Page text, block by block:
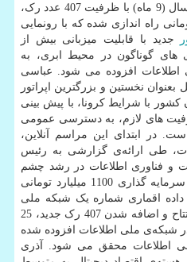
بزرگ ایرانسل طی کمتر از یک سال (9 ماه) با ظرفیت 407 عدد رک،
1100 میلیارد تومانی راه اندازی شده که با رونمایی
جدید با قابلیت میزبانی بیش از
های گوناگون در محیط ابری، به
افزوده می شود. عباسی
بعنوان نخستین و بزرگترین اپراتور
کشور با شرایط کرونا، با پیش بینی
های لازم، به دسترسی عمومی
در ابتدای این مراسم آنلاین،
طی ارائه‌ی گزارشی به رئیس
و فناوری اطلاعات در رشد چشم
گیر اقتصاد دیجیتال، با اشاره به سرمایه گذاری 1100 میلیارد تومانی
داده اقماری شماره یک شبکه ملی
اطلاعات، اظهار داشت: با این افتتاح و اضافه شدن 407 رک جدید، 25
شبکه‌ی ملی اطلاعات افزوده شده
اطلاعات محقق می شود. آذری